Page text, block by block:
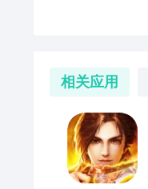
相关应用